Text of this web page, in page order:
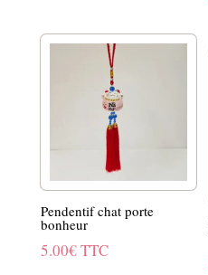
Pendentif chat porte
bonheur
5.00€TTC